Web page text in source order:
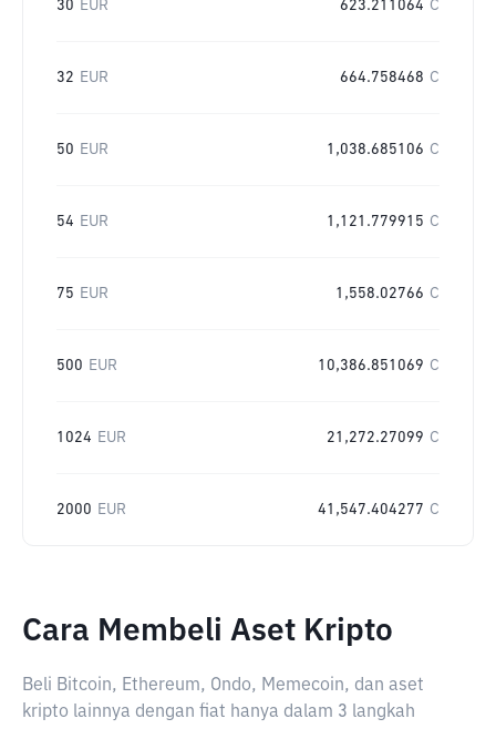
30 EUR 623.211064 C
32 EUR 664.758468 C
50 EUR 1,038.685106 C
54 EUR 1,121.779915 C
75 EUR 1,558.02766 C
500 EUR 10,386.851069 C
1024 EUR 21,272.27099 C
2000 EUR 41,547.404277 C
Cara Membeli Aset Kripto
Beli Bitcoin, Ethereum, Ondo, Memecoin, dan aset
kripto lainnya dengan fiat hanya dalam 3 langkah